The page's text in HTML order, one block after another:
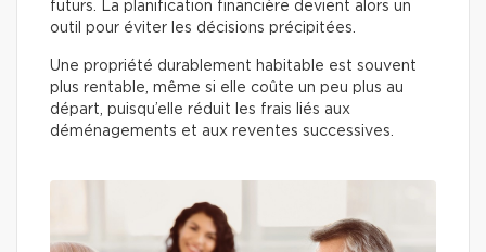
futurs. La planification financière devient alors un
outil pour éviter les décisions précipitées.
Une propriété durablement habitable est souvent
plus rentable, même si elle coûte un peu plus au
départ, puisqu’elle réduit les frais liés aux
déménagements et aux reventes successives.